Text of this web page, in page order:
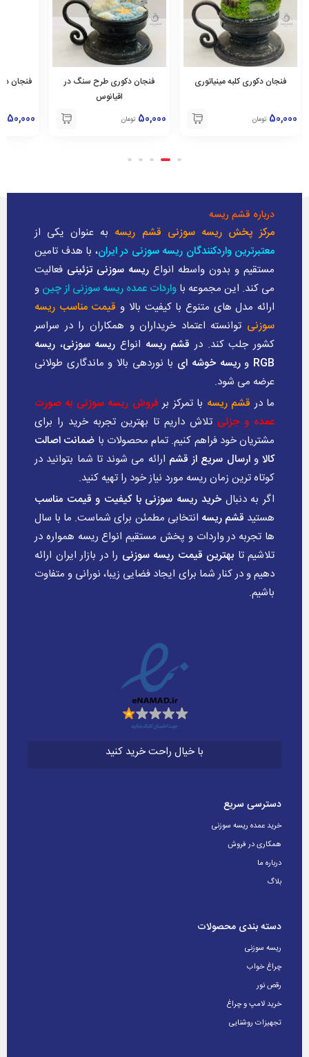
فنجان دکوری کلبه مینیاتوری
50,000 تومان
فنجان دکوری طرح سنگ در
اقیانوس
50,000 تومان
فنجان
50,000
درباره قشم ریسه
مرکز پخش ریسه سوزنی قشم ریسه به عنوان یکی از
معتبرترین واردکنندگان ریسه سوزنی در ایران، با هدف تامین
مستقیم و بدون واسطه انواع ریسه سوزنی تزئینی فعالیت
می کند. این مجموعه با واردات عمده ریسه سوزنی از چین و
ارائه مدل های متنوع با کیفیت بالا و قیمت مناسب ریسه
سوزنی توانسته اعتماد خریداران و همکاران را در سراسر
کشور جلب کند. در قشم ریسه انواع ریسه سوزنی، ریسه
RGB وریسه خوشه ای با نوردهی بالا و ماندگاری طولانی
عرضه می شود.
ما در قشم ریسه با تمرکز بر فروش ریسه سوزنی به صورت
عمده و جزئی تلاش داریم تا بهترین تجربه خرید را برای
مشتریان خود فراهم کنیم. تمام محصولات با ضمانت اصالت
کالا وارسال سریع از قشم ارائه می شوند تا شما بتوانید در
کوتاه ترین زمان ریسه مورد نیاز خود را تهیه کنید.
اگر به دنبالخرید ریسه سوزنی با کیفیت و قیمت مناسب
هستید قشم ریسه انتخابی مطمئن برای شماست. ما با سال
ها تجربه در واردات و پخش مستقیم انواع ریسه همواره در
تلاشیم تا بهترین قیمت ریسه سوزنی را در بازار ایران ارائه
دهیم و در کنار شما برای ایجاد فضایی زیبا، نورانی و متفاوت
باشیم.
با خیال راحت خرید کنید
دسترسی سریع
خرید عمده ریسه سوزنی
همکاری در فروش
درباره ما
بلاگ
دسته بندی محصولات
ریسه سوزنی
چراغ خواب
رقص نور
خرید لامپ و چراغ
تجهیزات روشنایی